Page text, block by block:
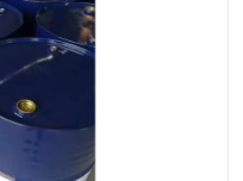
上门回收废清洗剂